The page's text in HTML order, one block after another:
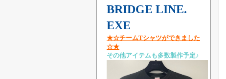
BRIDGE LINE.
EXE
★☆チームTシャツができました
☆★
その他アイテムも多数製作予定♪